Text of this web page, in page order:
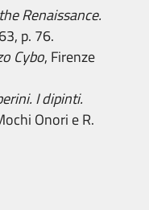
Renaissance.
p. 76.
Cybo, Firenze
I dipinti.
Onori e R.